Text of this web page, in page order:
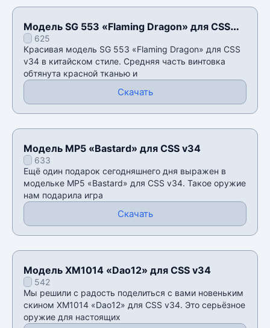
Модель SG 553 «Flaming Dragon» для CSS
v34625
Красивая модель SG 553 «Flaming Dragon» для CSS
v34 в китайском стиле. Средняя часть винтовка
обтянута красной тканью и
Скачать
Модель MP5 «Bastard» для CSS v34
633
Ещё один подарок сегодняшнего дня выражен в
модельке MP5 «Bastard» для CSS v34. Такое оружие
нам подарила игра
Скачать
Модель XM1014 «Dao12» для CSS v34
542
Мы решили с радость поделиться с вами новеньким
скином XM1014 «Dao12» для CSS v34. Это серьёзное
оружие для настоящих